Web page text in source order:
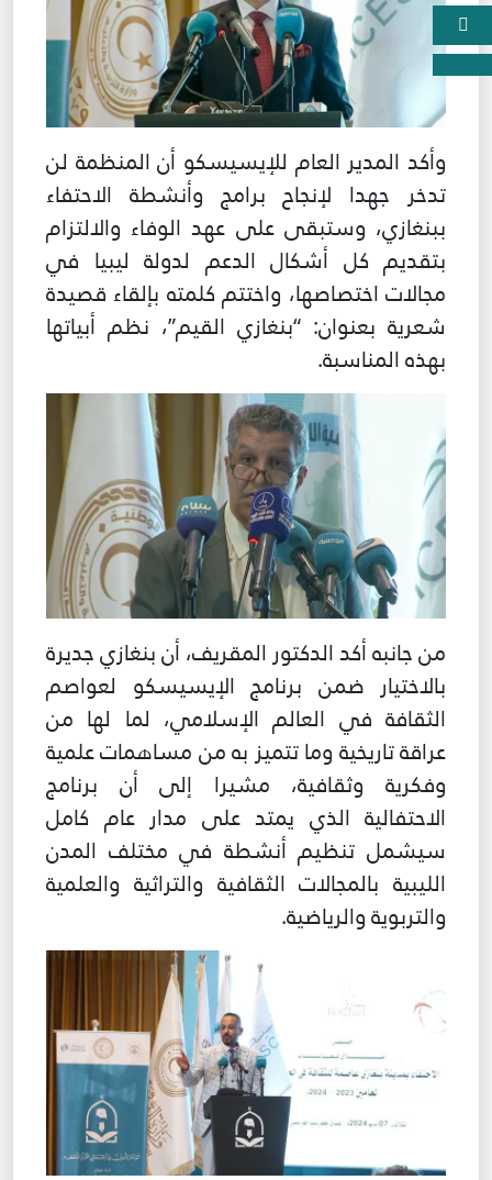
وأكد المدير العام للإيسيسكو أن المنظمة لن
تدخر جهدا لإنجاح برامج وأنشطة الاحتفاء
ببنغازي، وستبقى على عهد الوفاء والالتزام
بتقديم كل أشكال الدعم لدولة ليبيا في
مجالات اختصاصها، واختتم كلمته بإلقاء قصيدة
شعرية بعنوان: “بنغازي القيم”، نظم أبياتها
بهذه المناسبة.
من جانبه أكد الدكتور المقريف، أن بنغازي جديرة
بالاختيار ضمن برنامج الإيسيسكو لعواصم
الثقافة في العالم الإسلامي، لما لها من
عراقة تاريخية وما تتميز به من مساهمات علمية
وفكرية وثقافية، مشيرا إلى أن برنامج
الاحتفالية الذي يمتد على مدار عام كامل
سيشمل تنظيم أنشطة في مختلف المدن
الليبية بالمجالات الثقافية والتراثية والعلمية
والتربوية والرياضية.